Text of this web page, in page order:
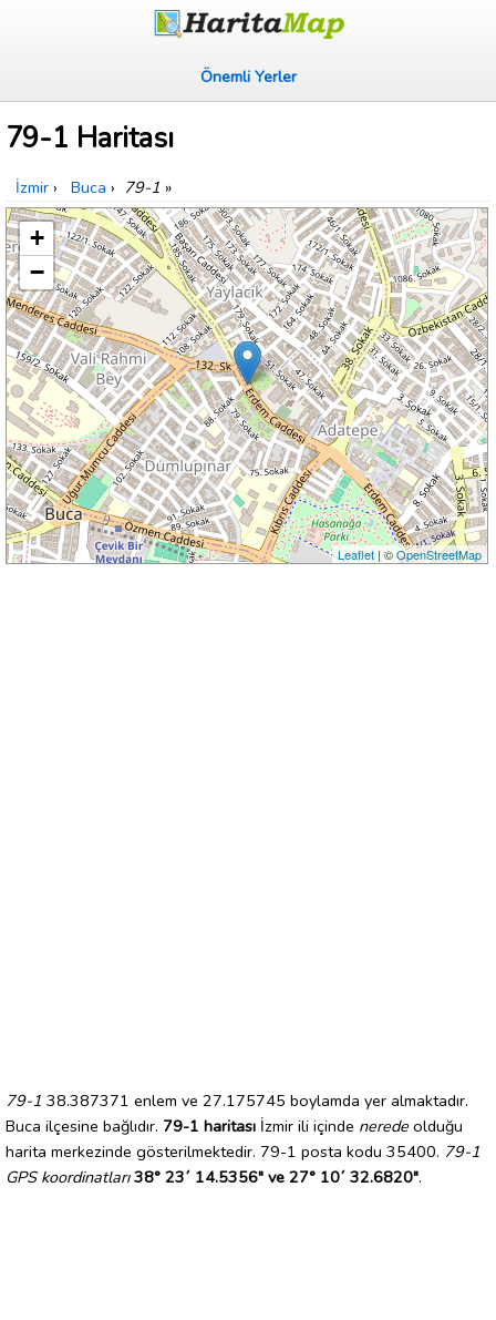
Önemli Yerler
79-1 Haritası
İzmir › Buca › 79-1 »
+
−
Leaflet| ©OpenStreetMap
79-1 38.387371 enlem ve 27.175745 boylamda yer almaktadır.
Buca ilçesine bağlıdır. 79-1 haritası İzmir ili içinde nerede olduğu
harita merkezinde gösterilmektedir. 79-1 posta kodu 35400. 79-1
GPS koordinatları 38° 23´ 14.5356" ve 27° 10´ 32.6820".